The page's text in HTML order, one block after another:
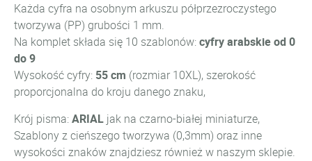
Każda cyfra na osobnym arkuszu półprzezroczystego
tworzywa (PP) grubości 1 mm.
Na komplet składa się 10 szablonów:cyfry arabskie od 0
do 9
Wysokość cyfry: 55 cm (rozmiar 10XL), szerokość
proporcjonalna do kroju danego znaku,
Krój pisma:ARIAL jak na czarno-białej miniaturze,
Szablony z cieńszego tworzywa (0,3mm) oraz inne
wysokości znaków znajdziesz również w naszym sklepie.